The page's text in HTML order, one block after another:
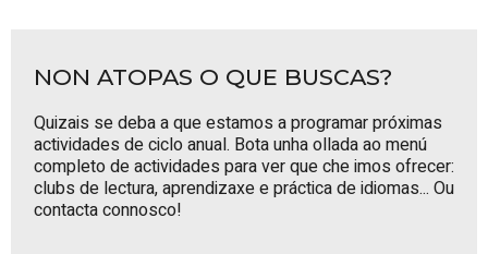
NON ATOPAS O QUE BUSCAS?
Quizais se deba a que estamos a programar próximas
actividades de ciclo anual. Bota unha ollada aomenú
completo de actividades para ver que che imos ofrecer:
clubs de lectura, aprendizaxe e práctica de idiomas... Ou
contacta connosco!